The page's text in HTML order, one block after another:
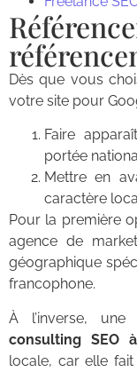
Dès que vous
votre site pour
Faire
portée
Mettre en
caractère
Pour la première
agence de
géographique
francophone.
À l’inverse,
consulting SEO
locale, car elle